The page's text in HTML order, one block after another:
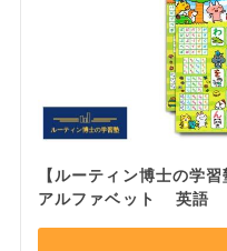
【ルーティン博士の学
アルファベット 英語